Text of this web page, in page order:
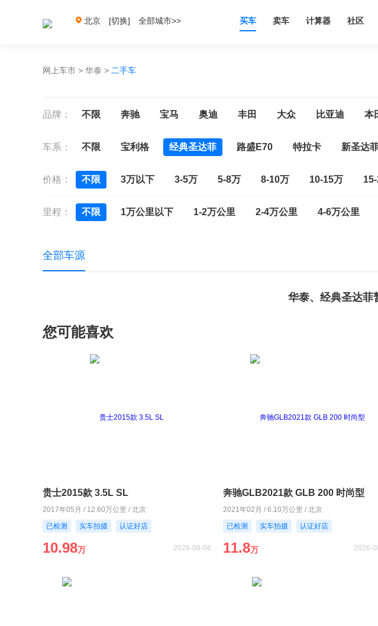
北京 [切换] 全部城市>> 买车 卖车 计算器 社区
网上车市 > 华泰 > 二手车
品牌： 不限 奔驰 宝马 奥迪 丰田 大众 比亚迪 本
车系： 不限 宝利格 经典圣达菲 路盛E70 特拉卡 新圣达
价格： 不限 3万以下 3-5万 5-8万 8-10万 10-15万
里程： 不限 1万公里以下 1-2万公里 2-4万公里 4-6万公里
全部车源
华泰、经典圣达菲
您可能喜欢
贵士2015款 3.5L SL
2017年05月 / 12.60万公里 / 北京
已检测
实车拍摄 认证好店
10.98万 2026-08-06
奔驰GLB2021款 GLB 200 时尚型
2021年02月 / 6.10万公里 / 北京
已检测
实车拍摄 认证好店
11.8万 2026-